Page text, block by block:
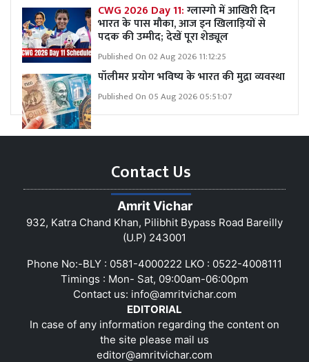
CWG 2026 Day 11:ग्लास्गो में आखिरी दिन
भारत के पास मौका, आज इन खिलाड़ियों से
पदक की उम्मीद; देखें पूरा शेड्यूल
Published On 02 Aug 2026 11:12:25
पॉलीमर प्रयोग भविष्य के भारत की मुद्रा व्यवस्था
Published On 05 Aug 2026 05:51:07
Contact Us
Amrit Vichar
932, Katra Chand Khan, Pilibhit Bypass Road Bareilly
(U.P) 243001
Phone No:-BLY : 0581-4000222 LKO : 0522-4008111
Timings : Mon- Sat, 09:00am-06:00pm
Contact us: info@amritvichar.com
EDITORIAL
In case of any information regarding the content on
the site please mail us
editor@amritvichar.com